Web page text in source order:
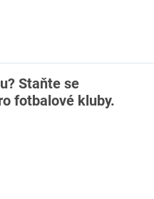
Staňte se
fotbalové kluby.